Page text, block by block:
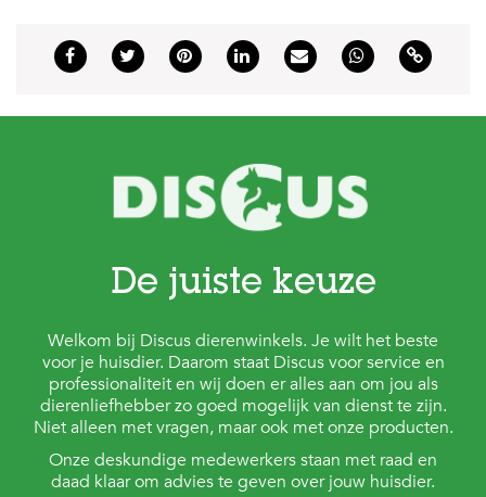
De juiste keuze
Welkom bij Discus dierenwinkels. Je wilt het beste
voor je huisdier. Daarom staat Discus voor service en
professionaliteit en wij doen er alles aan om jou als
dierenliefhebber zo goed mogelijk van dienst te zijn.
Niet alleen met vragen, maar ook met onze producten.
Onze deskundige medewerkers staan met raad en
daad klaar om advies te geven over jouw huisdier.